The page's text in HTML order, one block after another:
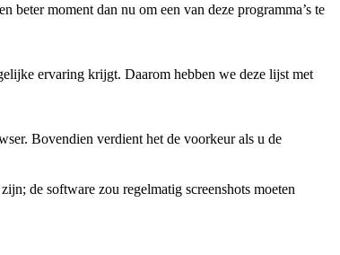
moment dan nu om een van deze programma’s te
ervaring krijgt. Daarom hebben we deze lijst met
Bovendien verdient het de voorkeur als u de
de software zou regelmatig screenshots moeten